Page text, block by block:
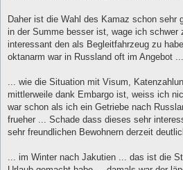
Daher ist die Wahl des Kamaz schon sehr
in der Summe besser ist, wage ich schwer
interessant den als Begleitfahrzeug zu
oktanarm war in Russland oft im Angebot ...
... wie die Situation mit Visum,
mittlerweile dank Embargo ist, weiss ich
war schon als ich ein Getriebe nach
frueher ... Schade dass dieses sehr
sehr freundlichen Bewohnern derzeit
... im Winter nach Jakutien ... das ist die